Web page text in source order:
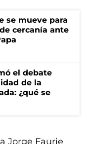
se mueve para
cercanía ante
el debate
de la
¿qué se
Jorge Faurie